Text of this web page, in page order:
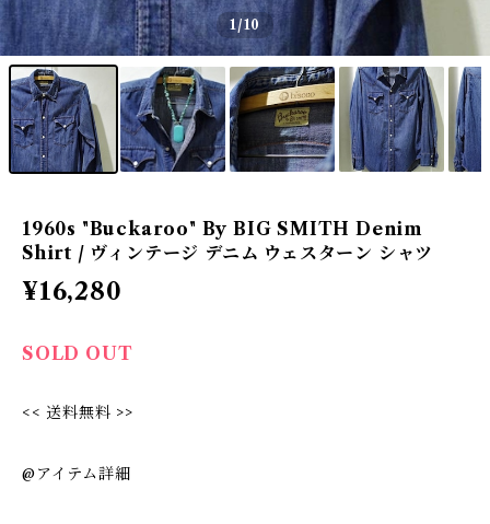
1/10
1960s "Buckaroo" By BIG SMITH Denim
Shirt / ヴィンテージ デニム ウェスターン シャツ
¥16,280
SOLD OUT
<< 送料無料 >>
@アイテム詳細